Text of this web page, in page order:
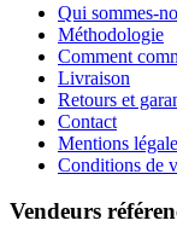
Qui sommes-
Méthodologie
Comment
Livraison
Retours et
Contact
Mentions
Conditions de
Vendeurs